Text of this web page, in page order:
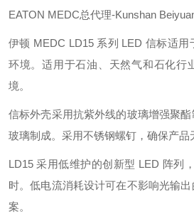
EATON MEDC总代理-Kunshan
伊顿 MEDC LD15 系列 LED 信标适
环境。适用于石油、天然气和石化行
境。
信标外壳采用抗紫外线的玻璃增强聚
玻璃制成。采用不锈钢螺钉，确保产品
LD15 采用低维护的创新型 LED 阵列
时。低电流消耗设计可在不影响光输
案。